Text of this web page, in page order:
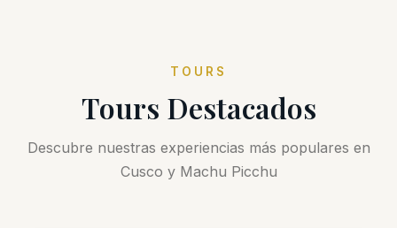
TOURS
Tours Destacados
Descubre nuestras experiencias más populares en
Cusco y Machu Picchu